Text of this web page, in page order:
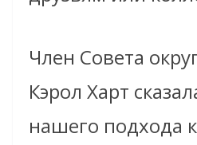
Член Совета
Кэрол Харт
нашего подхода к